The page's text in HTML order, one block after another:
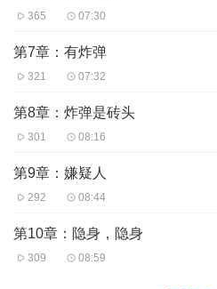
365 07:30
第7章：有炸弹
321 07:32
第8章：炸弹是砖头
301 08:16
第9章：嫌疑人
292 08:44
第10章：隐身，隐身
309 08:59